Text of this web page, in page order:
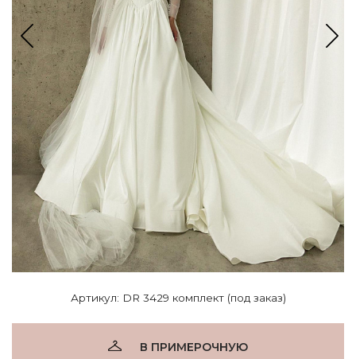
Артикул: DR 3429 комплект (под заказ)
В ПРИМЕРОЧНУЮ